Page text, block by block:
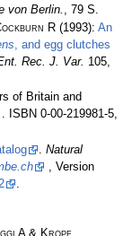
von Berlin. , 79 S.
R (1993): An
, and egg clutches
Rec. J. Var. 105,
of Britain and
. ISBN 0-00-219981-5,
Natural
, Version
A & Kropf